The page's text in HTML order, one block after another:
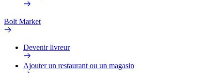
Bolt Market
Devenir livreur
Ajouter un restaurant ou un magasin